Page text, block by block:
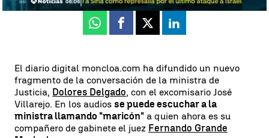
Whatsapp
Facebook
X Linkedin
El diario digital moncloa.com ha difundido un nuevo
fragmento de la conversación de la ministra de
Justicia, Dolores Delgado, con el excomisario José
Villarejo. En los audios se puede escuchar a la
ministra llamando "maricón" a quien ahora es su
compañero de gabinete el juez Fernando Grande